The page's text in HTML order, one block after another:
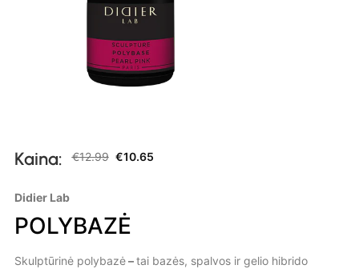
Kaina: €12.99 €10.65
Didier Lab
POLYBAZĖ
Skulptūrinė polybazė – tai bazės, spalvos ir gelio hibrido